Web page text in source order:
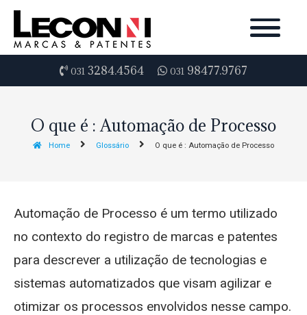
031 3284.4564 031 98477.9767
O que é : Automação de Processo
Home Glossário O que é : Automação de Processo
Automação de Processo é um termo utilizado
no contexto do registro de marcas e patentes
para descrever a utilização de tecnologias e
sistemas automatizados que visam agilizar e
otimizar os processos envolvidos nesse campo.